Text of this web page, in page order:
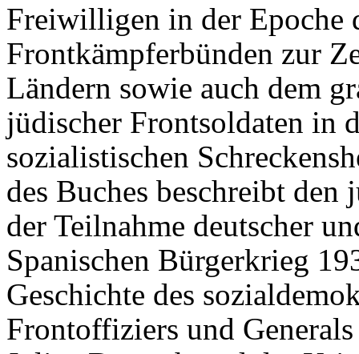
Freiwilligen in der Epoche
Frontkämpferbünden zur
Ländern sowie auch dem
jüdischer Frontsoldaten in
sozialistischen
des Buches beschreibt
der Teilnahme deutscher
Spanischen Bürgerkrieg
Geschichte des
Frontoffiziers und